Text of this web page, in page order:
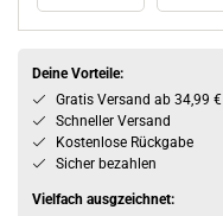
Deine Vorteile:
Gratis Versand ab 34,99 €
Schneller Versand
Kostenlose Rückgabe
Sicher bezahlen
Vielfach ausgzeichnet: